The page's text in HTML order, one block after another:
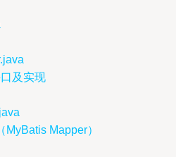
及实现
Mapper）